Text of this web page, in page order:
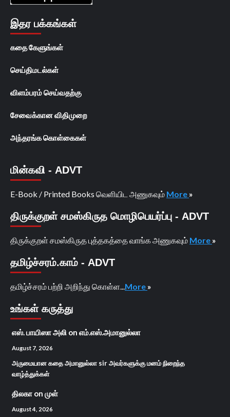
இதர பக்கங்கள்
கதை கேளுங்கள்
செய்திமடல்கள்
விளம்பரம் செய்வதற்கு
சேவைக்கான விதிமுறை
அந்தரங்க கொள்கைகள்
மின்கவி - ADVT
E-Book / Printed Books வெளியிட அணுகவும் More »
திருக்குறள் சமஸ்கிருத மொழிபெயர்ப்பு - ADVT
திருக்குறள் சமஸ்கிருத புத்தகத்தை வாங்க அணுகவும் More »
தமிழ்ச்சரம்.காம் - ADVT
தமிழ்ச்சரம் பற்றி அறிந்து கொள்ள... More »
உங்கள் கருத்து
எஸ். பாயிஸா அலி on எம்.எஸ்.அமானுல்லா
August 7, 2026
அருமையான கதை அமானுல்லா sir அவர்களுக்கு மனம் நிறைந்த
வாழ்த்துக்கள்
திலகா on முள்
August 4, 2026